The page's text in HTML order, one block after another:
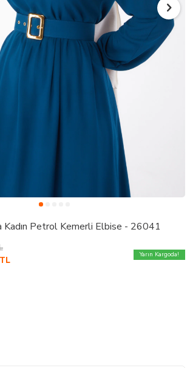
Kadın Petrol Kemerli Elbise - 26041
TL
Yarın Kargoda!